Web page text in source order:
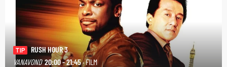
TIP
RUSH HOUR 3
VANAVOND 20:00 - 21:45· FILM